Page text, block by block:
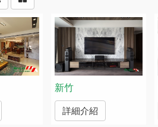
新竹
詳細介紹